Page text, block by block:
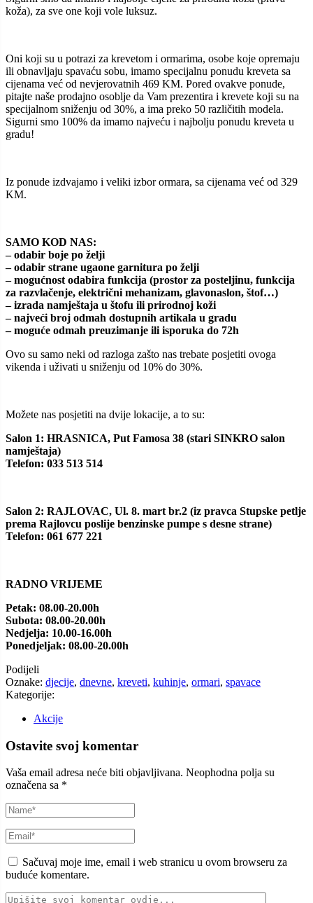
koža), za sve one koji vole luksuz.
Oni koji su u potrazi za krevetom i ormarima, osobe koje opremaju
ili obnavljaju spavaću sobu, imamo specijalnu ponudu kreveta sa
cijenama već od nevjerovatnih 469 KM. Pored ovakve ponude,
pitajte naše prodajno osoblje da Vam prezentira i krevete koji su na
specijalnom sniženju od 30%, a ima preko 50 različitih modela.
Sigurni smo 100% da imamo najveću i najbolju ponudu kreveta u
gradu!
Iz ponude izdvajamo i veliki izbor ormara, sa cijenama već od 329
KM.
SAMO KOD NAS:
– odabir boje po želji
– odabir strane ugaone garnitura po želji
– mogućnost odabira funkcija (prostor za posteljinu, funkcija
za razvlačenje, električni mehanizam, glavonaslon, štof…)
– izrada namještaja u štofu ili prirodnoj koži
– najveći broj odmah dostupnih artikala u gradu
– moguće odmah preuzimanje ili isporuka do 72h
Ovo su samo neki od razloga zašto nas trebate posjetiti ovoga
vikenda i uživati u sniženju od 10% do 30%.
Možete nas posjetiti na dvije lokacije, a to su:
Salon 1: HRASNICA, Put Famosa 38 (stari SINKRO salon
namještaja)
Telefon: 033 513 514
Salon 2: RAJLOVAC, Ul. 8. mart br.2 (iz pravca Stupske petlje
prema Rajlovcu poslije benzinske pumpe s desne strane)
Telefon: 061 677 221
RADNO VRIJEME
Petak: 08.00-20.00h
Subota: 08.00-20.00h
Nedjelja: 10.00-16.00h
Ponedjeljak: 08.00-20.00h
Podijeli
Oznake: djecije, dnevne, kreveti, kuhinje, ormari, spavace
Kategorije:
Akcije
Ostavite svoj komentar
Vaša email adresa neće biti objavljivana. Neophodna polja su
označena sa *
Sačuvaj moje ime, email i web stranicu u ovom browseru za
buduće komentare.